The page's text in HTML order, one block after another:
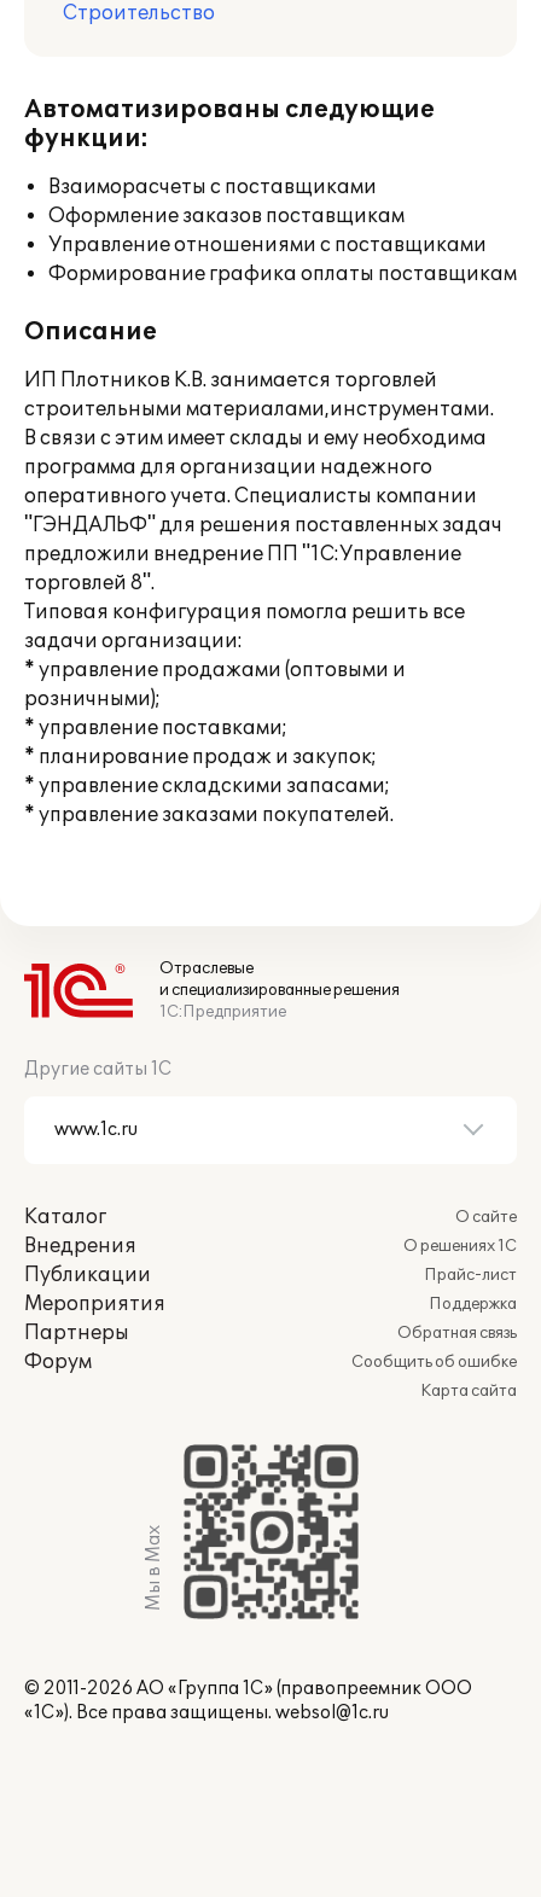
Строительство
Автоматизированы следующие
функции:
Взаиморасчеты с поставщиками
Оформление заказов поставщикам
Управление отношениями с поставщиками
Формирование графика оплаты поставщикам
Описание
ИП Плотников К.В. занимается торговлей
строительными материалами,инструментами.
В связи с этим имеет склады и ему необходима
программа для организации надежного
оперативного учета. Специалисты компании
"ГЭНДАЛЬФ" для решения поставленных задач
предложили внедрение ПП "1С:Управление
торговлей 8".
Типовая конфигурация помогла решить все
задачи организации:
* управление продажами (оптовыми и
розничными);
* управление поставками;
* планирование продаж и закупок;
* управление складскими запасами;
* управление заказами покупателей.
Отраслевые
и специализированные решения
1С:Предприятие
Другие сайты 1С
Каталог
Внедрения
Публикации
Мероприятия
Партнеры
Форум
О сайте
О решениях 1С
Прайс-лист
Поддержка
Обратная связь
Сообщить об ошибке
Карта сайта
Мы в Max
© 2011-2026 АО «Группа 1С» (правопреемник ООО
«1С»). Все права защищены. websol@1c.ru